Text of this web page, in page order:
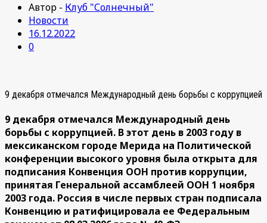
Автор - Клуб "Солнечный"
Новости
16.12.2022
0
9 декабря отмечался Международный день борьбы с коррупцией
9 декабря отмечался Международный день
борьбы с коррупцией. В этот день в 2003 году в
мексиканском городе Мерида на Политической
конференции высокого уровня была открыта для
подписания Конвенция ООН против коррупции,
принятая Генеральной ассамблеей ООН 1 ноября
2003 года. Россия в числе первых стран подписала
Конвенцию и ратифицировала ее Федеральным